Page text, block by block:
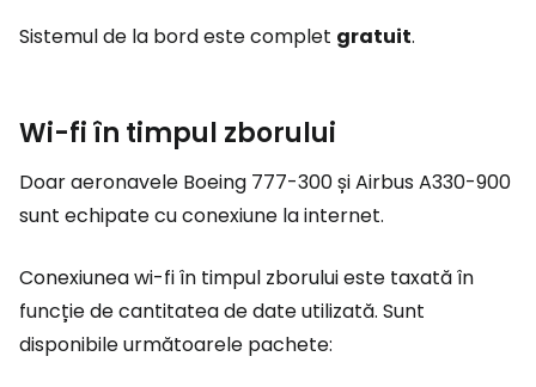
Sistemul de la bord este complet gratuit.
Wi-fi în timpul zborului
Doar aeronavele Boeing 777-300 și Airbus A330-900
sunt echipate cu conexiune la internet.
Conexiunea wi-fi în timpul zborului este taxată în
funcție de cantitatea de date utilizată. Sunt
disponibile următoarele pachete: